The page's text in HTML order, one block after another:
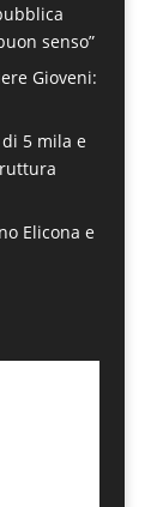
senso”
Gioveni:
5 mila e
Elicona e